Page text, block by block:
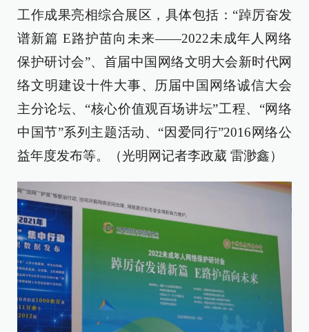
工作成果亮相综合展区，具体包括：“踔厉奋发
谱新篇 E路护苗向未来——2022未成年人网络
保护研讨会”、首届中国网络文明大会新时代网
络文明建设十件大事、历届中国网络诚信大会
主分论坛、“核心价值观百场讲坛”工程、“网络
中国节”系列主题活动、“因爱同行”2016网络公
益年度发布等。（光明网记者李政葳 雷渺鑫）